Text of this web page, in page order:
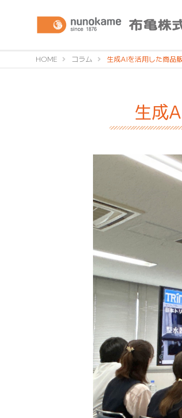
HOME コラム 生成AIを活用した商品
生成